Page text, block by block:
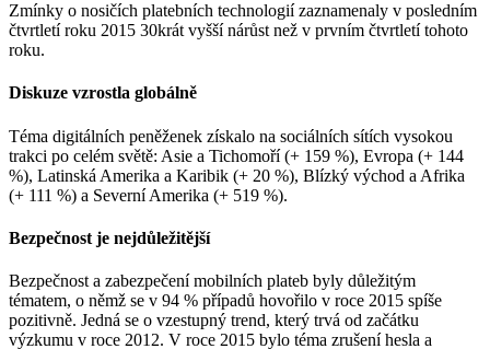
Zmínky o nosičích platebních technologií zaznamenaly v posledním
čtvrtletí roku 2015 30krát vyšší nárůst než v prvním čtvrtletí tohoto
roku.
Diskuze vzrostla globálně
Téma digitálních peněženek získalo na sociálních sítích vysokou
trakci po celém světě: Asie a Tichomoří (+ 159 %), Evropa (+ 144
%), Latinská Amerika a Karibik (+ 20 %), Blízký východ a Afrika
(+ 111 %) a Severní Amerika (+ 519 %).
Bezpečnost je nejdůležitější
Bezpečnost a zabezpečení mobilních plateb byly důležitým
tématem, o němž se v 94 % případů hovořilo v roce 2015 spíše
pozitivně. Jedná se o vzestupný trend, který trvá od začátku
výzkumu v roce 2012. V roce 2015 bylo téma zrušení hesla a